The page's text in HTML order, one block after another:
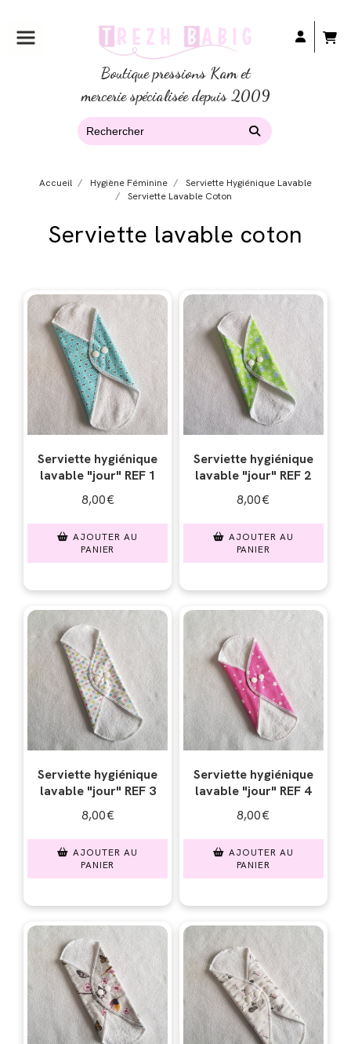
Boutique pressions Kam et
mercerie spécialisée depuis 2009
Accueil Hygiène Féminine
Serviette Hygiénique Lavable
Serviette Lavable Coton
Serviette lavable coton
Serviette hygiénique
lavable "jour" REF 1
8,00€
AJOUTER AU
PANIER
Serviette hygiénique
lavable "jour" REF 2
8,00€
AJOUTER AU
PANIER
Serviette hygiénique
lavable "jour" REF 3
8,00€
AJOUTER AU
PANIER
Serviette hygiénique
lavable "jour" REF 4
8,00€
AJOUTER AU
PANIER